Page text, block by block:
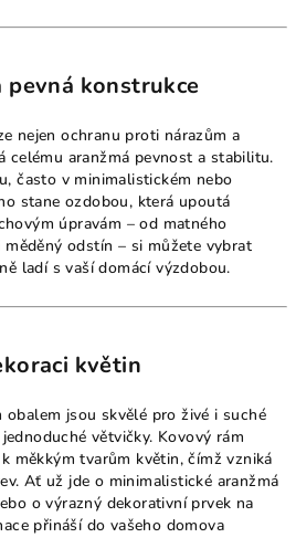
pevná konstrukce
nejen ochranu proti nárazům a
celému aranžmá pevnost a stabilitu.
často v minimalistickém nebo
stane ozdobou, která upoutá
úpravám – od matného
odstín – si můžete vybrat
ladí s vaší domácí výzdobou.
květin
obalem jsou skvělé pro živé i suché
větvičky. Kovový rám
měkkým tvarům květin, čímž vzniká
Ať už jde o minimalistické aranžmá
o výrazný dekorativní prvek na
přináší do vašeho domova